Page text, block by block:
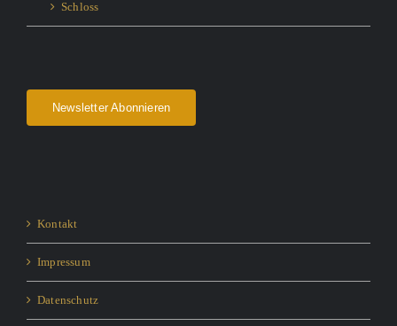
Schloss
Newsletter Abonnieren
Kontakt
Impressum
Datenschutz